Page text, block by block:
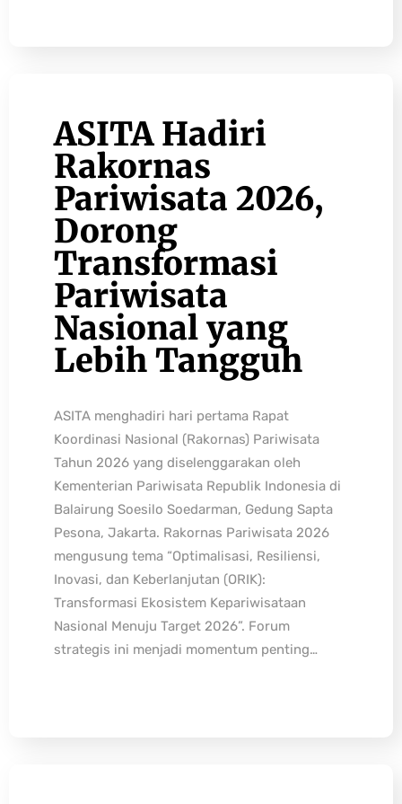
ASITA Hadiri
Rakornas
Pariwisata 2026,
Dorong
Transformasi
Pariwisata
Nasional yang
Lebih Tangguh
ASITA menghadiri hari pertama Rapat
Koordinasi Nasional (Rakornas) Pariwisata
Tahun 2026 yang diselenggarakan oleh
Kementerian Pariwisata Republik Indonesia di
Balairung Soesilo Soedarman, Gedung Sapta
Pesona, Jakarta. Rakornas Pariwisata 2026
mengusung tema “Optimalisasi, Resiliensi,
Inovasi, dan Keberlanjutan (ORIK):
Transformasi Ekosistem Kepariwisataan
Nasional Menuju Target 2026”. Forum
strategis ini menjadi momentum penting…